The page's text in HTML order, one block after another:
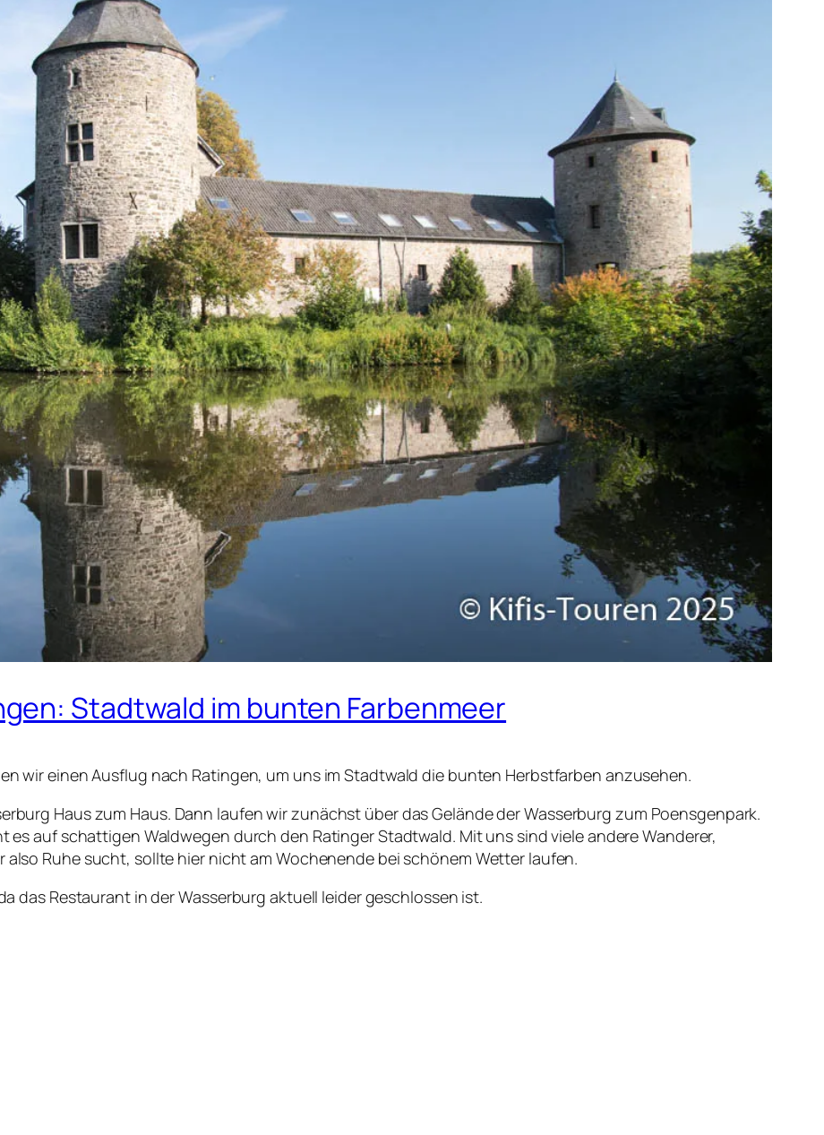
Stadtwald im bunten Farbenmeer
wir einen Ausflug nach Ratingen, um uns im Stadtwald die bunten Herbstfarben anzusehen.
Haus zum Haus. Dann laufen wir zunächst über das Gelände der Wasserburg zum Poensgenpark.
es auf schattigen Waldwegen durch den Ratinger Stadtwald. Mit uns sind viele andere Wanderer,
Ruhe sucht, sollte hier nicht am Wochenende bei schönem Wetter laufen.
das Restaurant in der Wasserburg aktuell leider geschlossen ist.